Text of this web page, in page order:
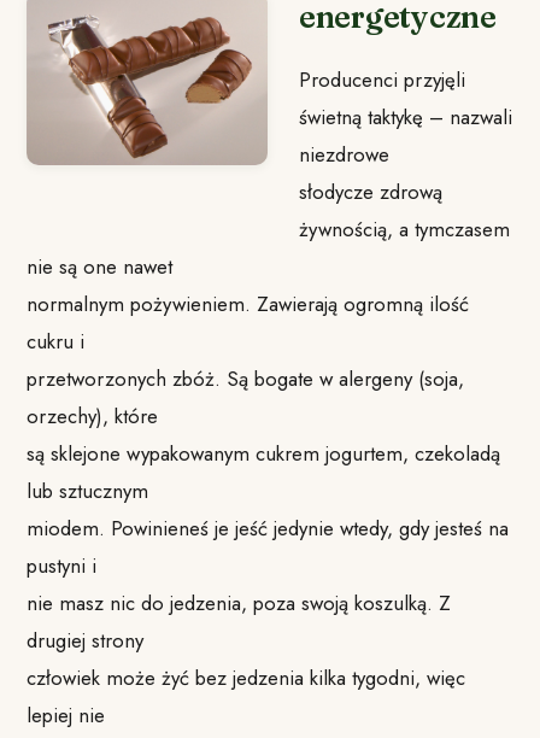
energetyczne
Producenci przyjęli
świetną taktykę – nazwali
niezdrowe
słodycze zdrową
żywnością, a tymczasem
nie są one nawet
normalnym pożywieniem. Zawierają ogromną ilość
cukru i
przetworzonych zbóż. Są bogate w alergeny (soja,
orzechy), które
są sklejone wypakowanym cukrem jogurtem, czekoladą
lub sztucznym
miodem. Powinieneś je jeść jedynie wtedy, gdy jesteś na
pustyni i
nie masz nic do jedzenia, poza swoją koszulką. Z
drugiej strony
człowiek może żyć bez jedzenia kilka tygodni, więc
lepiej nie